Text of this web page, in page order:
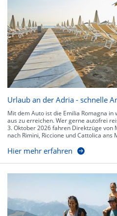
Urlaub an der Adria - schnelle
Mit dem Auto ist die Emilia Romagna
aus zu erreichen. Wer gerne autofrei
3. Oktober 2026 fahren Direktzüge von
nach Rimini, Riccione und Cattolica ans
Hier mehr erfahren